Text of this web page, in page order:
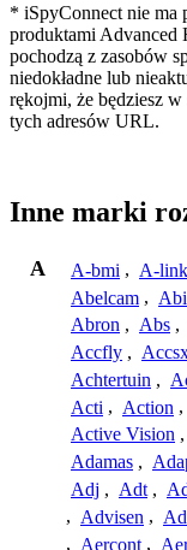
* iSpyConnect nie ma
produktami Advanced
pochodzą z zasobów
niedokładne lub
rękojmi, że będziesz w
tych adresów URL.
Inne marki
A A-bmi , A-link
Abelcam ,
Abron , Abs ,
Accfly ,
Achtertuin ,
Acti , Action ,
Active Vision ,
Adamas ,
Adj , Adt ,
, Advisen ,
, Aercont ,